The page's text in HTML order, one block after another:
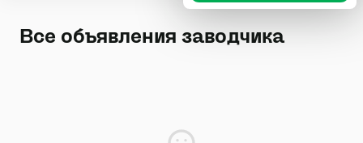
Все объявления заводчика